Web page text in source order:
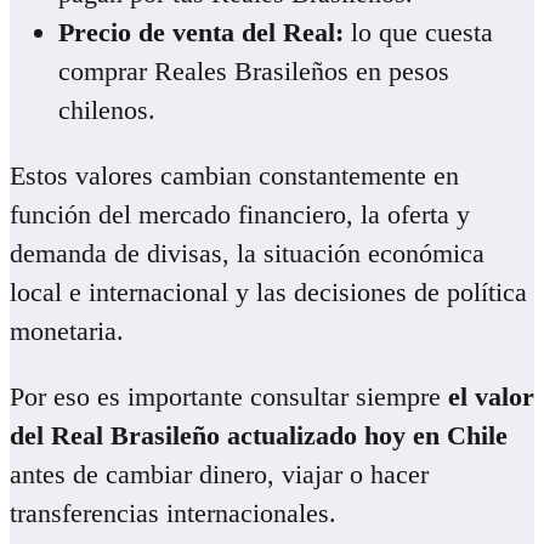
Precio de venta del Real: lo que cuesta
comprar Reales Brasileños en pesos
chilenos.
Estos valores cambian constantemente en
función del mercado financiero, la oferta y
demanda de divisas, la situación económica
local e internacional y las decisiones de política
monetaria.
Por eso es importante consultar siempre el valor
del Real Brasileño actualizado hoy en Chile
antes de cambiar dinero, viajar o hacer
transferencias internacionales.